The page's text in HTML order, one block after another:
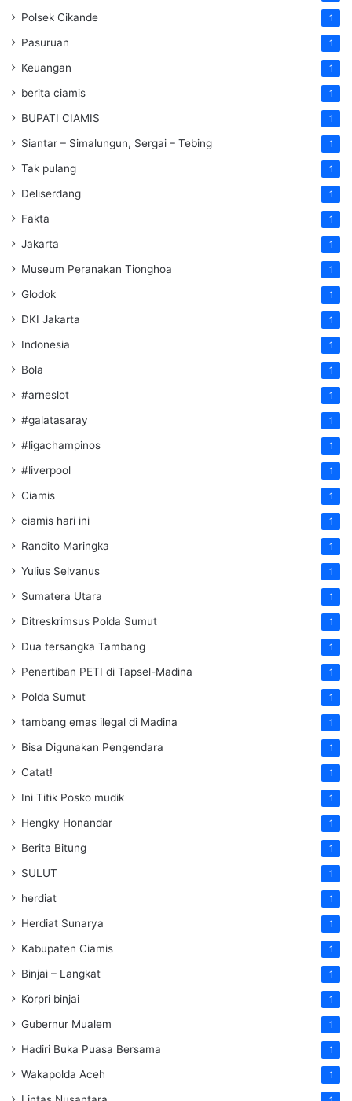
Polsek Cikande 1
Pasuruan 1
Keuangan 1
berita ciamis 1
BUPATI CIAMIS 1
Siantar – Simalungun, Sergai – Tebing 1
Tak pulang 1
Deliserdang 1
Fakta 1
Jakarta 1
Museum Peranakan Tionghoa 1
Glodok 1
DKI Jakarta 1
Indonesia 1
Bola 1
#arneslot 1
#galatasaray 1
#ligachampinos 1
#liverpool 1
Ciamis 1
ciamis hari ini 1
Randito Maringka 1
Yulius Selvanus 1
Sumatera Utara 1
Ditreskrimsus Polda Sumut 1
Dua tersangka Tambang 1
Penertiban PETI di Tapsel-Madina 1
Polda Sumut 1
tambang emas ilegal di Madina 1
Bisa Digunakan Pengendara 1
Catat! 1
Ini Titik Posko mudik 1
Hengky Honandar 1
Berita Bitung 1
SULUT 1
herdiat 1
Herdiat Sunarya 1
Kabupaten Ciamis 1
Binjai – Langkat 1
Korpri binjai 1
Gubernur Mualem 1
Hadiri Buka Puasa Bersama 1
Wakapolda Aceh 1